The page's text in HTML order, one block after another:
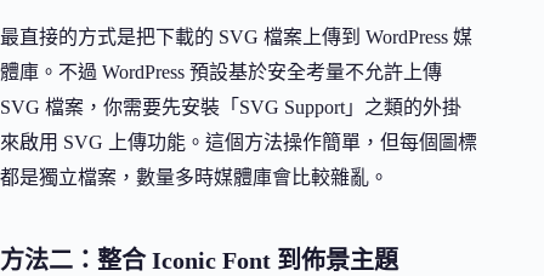
最直接的方式是把下載的 SVG 檔案上傳到 WordPress 媒
體庫。不過 WordPress 預設基於安全考量不允許上傳
SVG 檔案，你需要先安裝「SVG Support」之類的外掛
來啟用 SVG 上傳功能。這個方法操作簡單，但每個圖標
都是獨立檔案，數量多時媒體庫會比較雜亂。
方法二：整合 Iconic Font 到佈景主題